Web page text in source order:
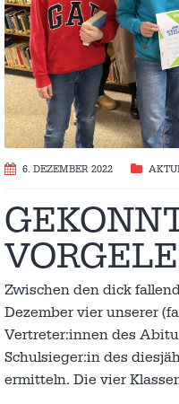
6. DEZEMBER 2022
Zwischen den dick
Dezember vier unserer
Vertreter:innen des
Schulsieger:in des
ermitteln. Die vier